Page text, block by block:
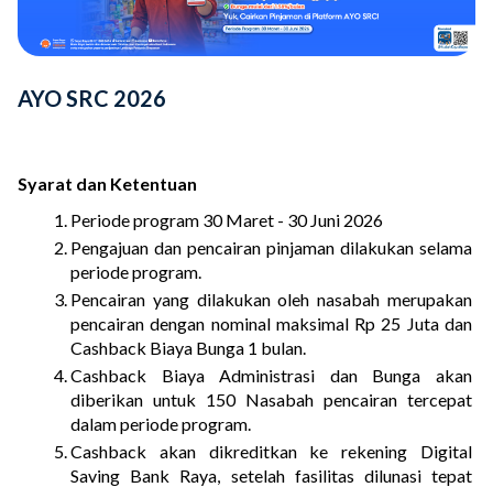
AYO SRC 2026
Syarat dan Ketentuan
Periode program 30 Maret - 30 Juni 2026
Pengajuan dan pencairan pinjaman dilakukan selama
periode program.
Pencairan yang dilakukan oleh nasabah merupakan
pencairan dengan nominal maksimal Rp 25 Juta dan
Cashback Biaya Bunga 1 bulan.
Cashback Biaya Administrasi dan Bunga akan
diberikan untuk 150 Nasabah pencairan tercepat
dalam periode program.
Cashback akan dikreditkan ke rekening Digital
Saving Bank Raya, setelah fasilitas dilunasi tepat